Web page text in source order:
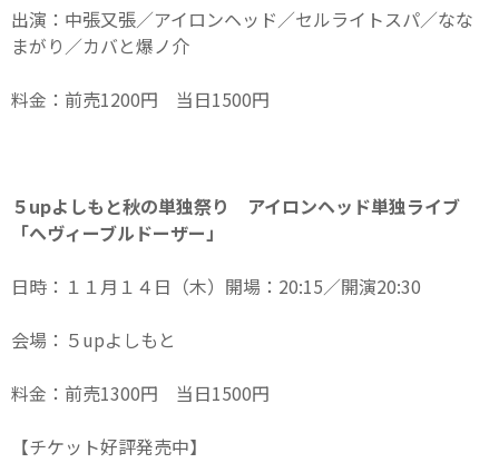
出演：中張又張／アイロンヘッド／セルライトスパ／なな
まがり／カバと爆ノ介
料金：前売1200円 当日1500円
５upよしもと秋の単独祭り アイロンヘッド単独ライブ
「へヴィーブルドーザー」
日時：１１月１４日（木）開場：20:15／開演20:30
会場：５upよしもと
料金：前売1300円 当日1500円
【チケット好評発売中】